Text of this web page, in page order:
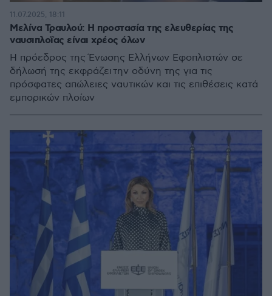
Μελίνα Τραυλού: Η προστασία της ελευθερίας της
ναυσιπλοΐας είναι χρέος όλων
Η πρόεδρος της Ένωσης Ελλήνων Εφοπλιστών σε
δήλωσή της εκφράζει την οδύνη της για τις
πρόσφατες απώλειες ναυτικών και τις επιθέσεις κατά
εμπορικών πλοίων
11.07.2025, 18:11